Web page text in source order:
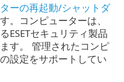
ーの再起動/シャットダ
。コンピューターは、
ESETセキュリティ製品
す。 管理されたコンピ
設定をサポートしてい